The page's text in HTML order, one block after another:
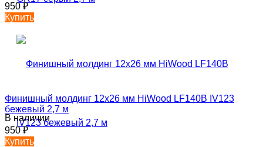
950₽
Купить
Финишный молдинг 12х26 мм HiWood LF140B IV123
бежевый 2,7 м
В наличии
950₽
Купить